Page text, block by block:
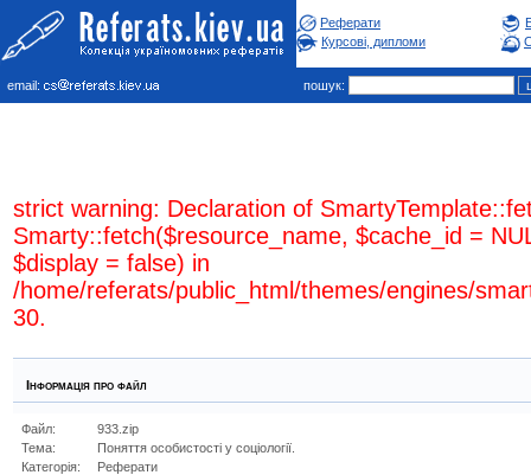
Реферати
Курсові, дипломи
email: пошук:
strict warning: Declaration of
Smarty::fetch($resource_name, $cache_id =
$display = false) in
/home/referats/public_html/themes/engines/
30.
Інформація про файл
Файл:
933.zip
Тема:
Поняття особистості у соціології.
Категорія:
Реферати